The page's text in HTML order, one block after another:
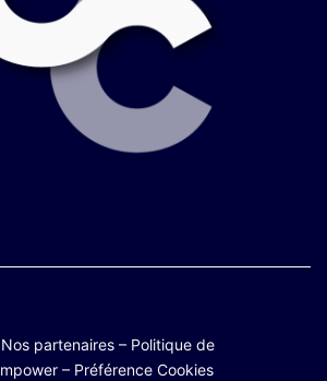
Nos partenaires – Politique de
– Préférence Cookies